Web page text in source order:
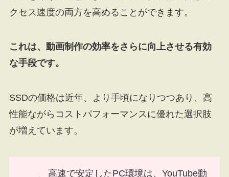
クセス速度の両方を高めることができます。
これは、動画制作の効率をさらに向上させる有効
な手段です。
SSDの価格は近年、より手頃になりつつあり、高
性能ながらコストパフォーマンスに優れた選択肢
が増えています。
高速で安定したPC環境は、YouTube動